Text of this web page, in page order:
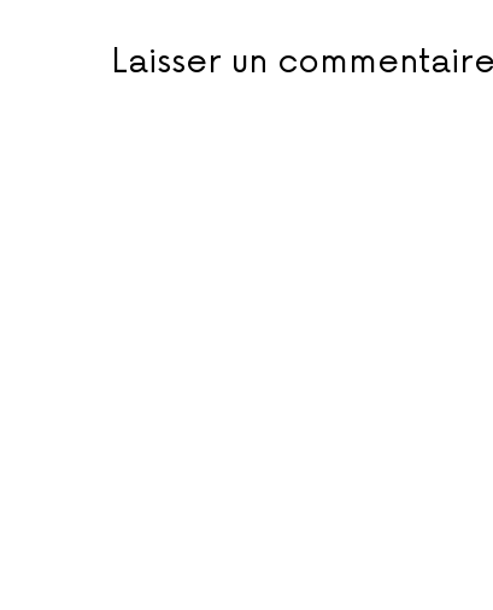
Laisser un commentaire